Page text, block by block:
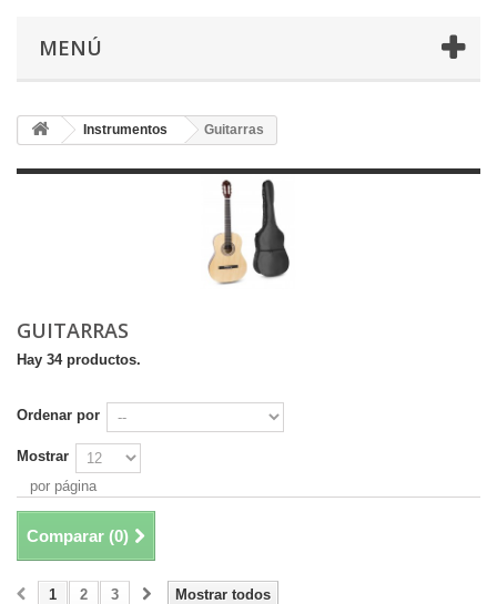
MENÚ
Instrumentos Guitarras
GUITARRAS
Hay 34 productos.
Ordenar por
Mostrar
por página
Comparar (0)
Mostrar todos
1 2 3